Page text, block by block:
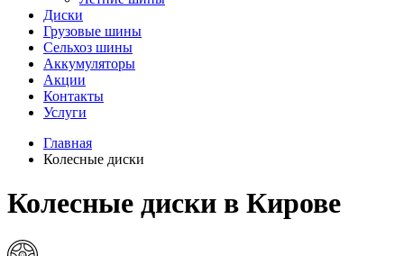
Диски
Грузовые шины
Сельхоз шины
Аккумуляторы
Акции
Контакты
Услуги
Главная
Колесные диски
Колесные диски в Кирове